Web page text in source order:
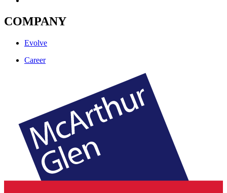
COMPANY
Evolve
Career